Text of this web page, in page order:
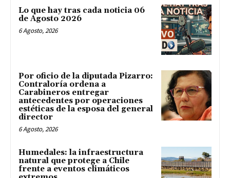
Lo que hay tras cada noticia 06
de Agosto 2026
6 Agosto, 2026
Por oficio de la diputada Pizarro:
Contraloría ordena a
Carabineros entregar
antecedentes por operaciones
estéticas de la esposa del general
director
6 Agosto, 2026
Humedales: la infraestructura
natural que protege a Chile
frente a eventos climáticos